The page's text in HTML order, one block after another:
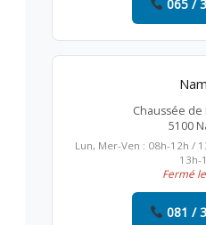
065 /
Chaussée de
5100
Lun, Mer-Ven : 08h-12h /
13h-
Fermé
081 /